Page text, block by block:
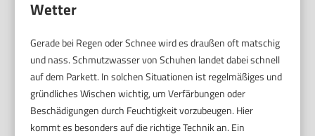
Wetter
Gerade bei Regen oder Schnee wird es draußen oft matschig
und nass. Schmutzwasser von Schuhen landet dabei schnell
auf dem Parkett. In solchen Situationen ist regelmäßiges und
gründliches Wischen wichtig, um Verfärbungen oder
Beschädigungen durch Feuchtigkeit vorzubeugen. Hier
kommt es besonders auf die richtige Technik an. Ein